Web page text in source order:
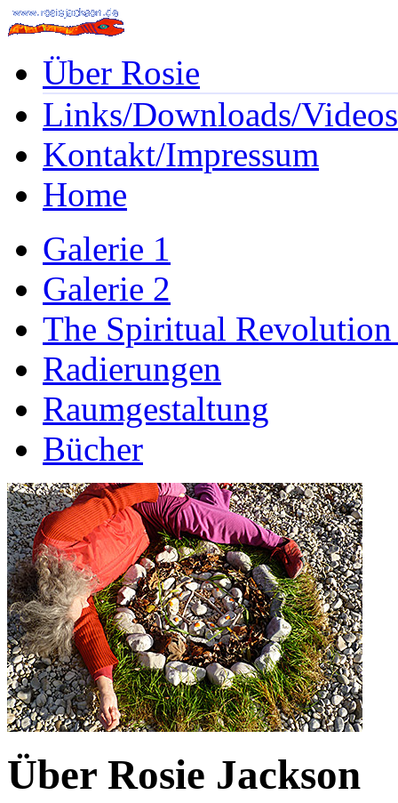
Über Rosie
Links/Downloads/Videos
Kontakt/Impressum
Home
Galerie 1
Galerie 2
The Spiritual
Radierungen
Raumgestaltung
Bücher
Über Rosie Jackson